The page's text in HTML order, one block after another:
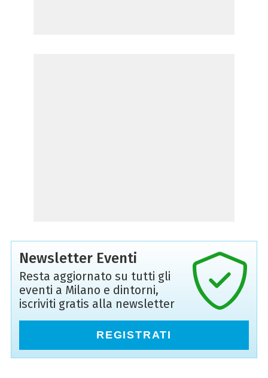
Newsletter Eventi
Resta aggiornato su tutti gli
eventi a Milano e dintorni,
iscriviti gratis alla newsletter
REGISTRATI